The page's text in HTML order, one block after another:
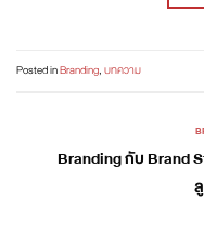
Posted inBranding,บทความ
Branding กับ Brand